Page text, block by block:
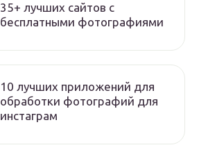
35+ лучших сайтов с
бесплатными фотографиями
10 лучших приложений для
обработки фотографий для
инстаграм